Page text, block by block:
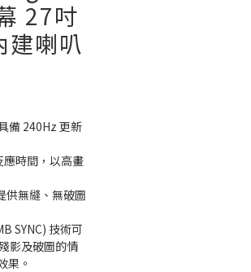
27吋
喇叭
備 240Hz 更新
應時間，以高畫
供無縫、無破圖
SYNC) 技術可
影及破圖的情
果。